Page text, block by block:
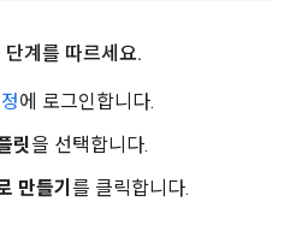
계를 따르세요.
에 로그인합니다.
릿을 선택합니다.
만들기 를 클릭합니다.